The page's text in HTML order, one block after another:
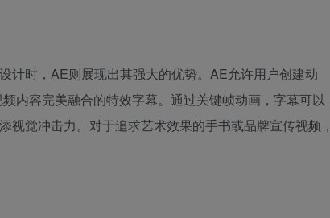
计时，AE则展现出其强大的优势。AE允许用户创建动
内容完美融合的特效字幕。通过关键帧动画，字幕可以
视觉冲击力。对于追求艺术效果的手书或品牌宣传视频